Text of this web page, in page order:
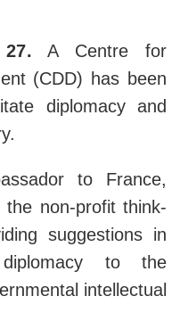
A Centre for
(CDD) has been
diplomacy and
to France,
the non-profit think-
suggestions in
to the
intellectual